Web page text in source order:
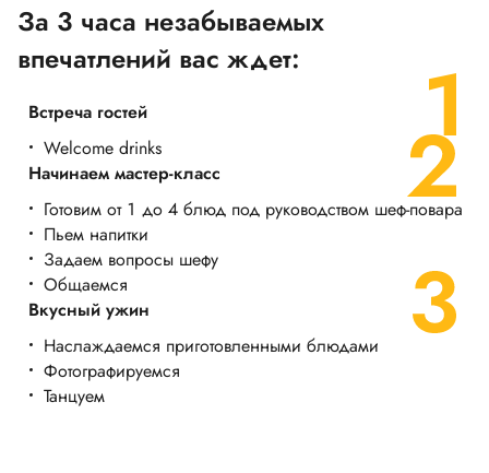
За 3 часа незабываемых
впечатлений вас ждет:
Встреча гостей
Welcome drinks
Начинаем мастер-класс
Готовим от 1 до 4 блюд под руководством шеф-повара
Пьем напитки
Задаем вопросы шефу
Общаемся
Вкусный ужин
Наслаждаемся приготовленными блюдами
Фотографируемся
Танцуем